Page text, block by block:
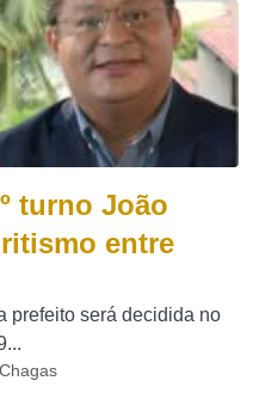
turno João
entre
prefeito será decidida no